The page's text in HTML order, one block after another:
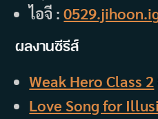
ไอจี :
ผลงานซีรีส์
Weak Hero Class 2
Love Song for